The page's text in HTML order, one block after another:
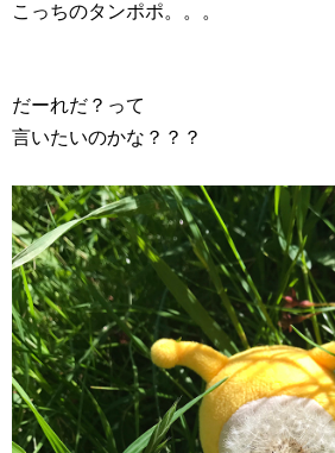
こっちのタンポポ。。。
だーれだ？って
言いたいのかな？？？